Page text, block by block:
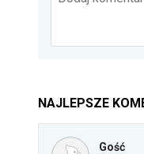
NAJLEPSZE
Gość